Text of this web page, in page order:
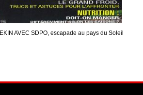
AVEC SDPO, escapade au pays du Soleil